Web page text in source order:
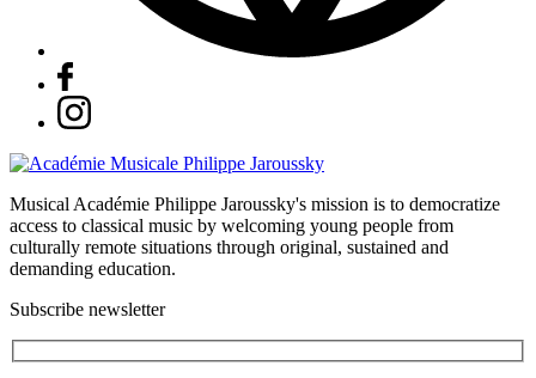
Musical Académie Philippe Jaroussky's mission is to democratize
access to classical music by welcoming young people from
culturally remote situations through original, sustained and
demanding education.
Subscribe newsletter